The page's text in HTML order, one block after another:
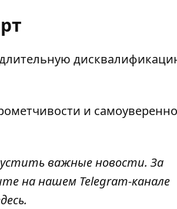
и
важные новости. За
на нашем Telegram-канале
.